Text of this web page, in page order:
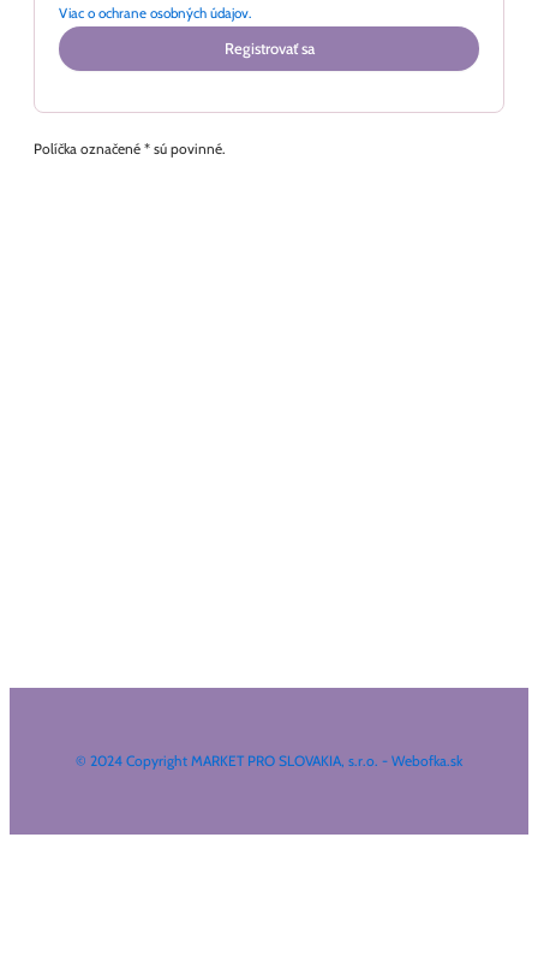
Viac o ochrane osobných údajov.
Registrovať sa
Políčka označené * sú povinné.
© 2024 Copyright MARKET PRO SLOVAKIA, s.r.o. - Webofka.sk